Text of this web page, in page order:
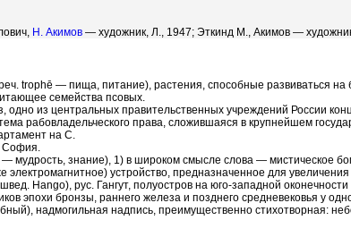
Н. Акимов — художник, Л., 1947; Эткинд М., Акимов —
trophē — пища, питание), растения, способные развиваться
семейства псовых.
одно из центральных правительственных учреждений России
рабовладельческого права, сложившаяся в крупнейшем
на С.
София.
мудрость, знание), 1) в широком смысле слова — мистическое
электромагнитное) устройство, предназначенное для
Hango), рус. Гангут, полуостров на юго-западной
эпохи бронзы, раннего железа и позднего средневековья у
надмогильная надпись, преимущественно стихотворная: